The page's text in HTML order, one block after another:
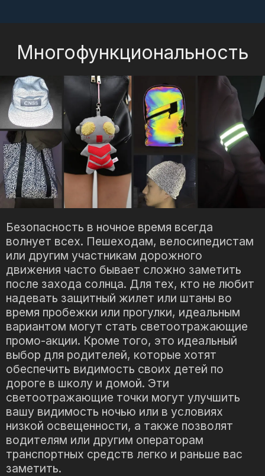
Многофункциональность
Безопасность в ночное время всегда
волнует всех. Пешеходам, велосипедистам
или другим участникам дорожного
движения часто бывает сложно заметить
после захода солнца. Для тех, кто не любит
надевать защитный жилет или штаны во
время пробежки или прогулки, идеальным
вариантом могут стать светоотражающие
промо-акции. Кроме того, это идеальный
выбор для родителей, которые хотят
обеспечить видимость своих детей по
дороге в школу и домой. Эти
светоотражающие точки могут улучшить
вашу видимость ночью или в условиях
низкой освещенности, а также позволят
водителям или другим операторам
транспортных средств легко и раньше вас
заметить.